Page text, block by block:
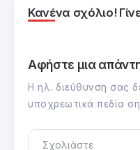
Κανένα σχόλιο!
Αφήστε μια
Η ηλ. διεύθυνση σας
υποχρεωτικά πεδία